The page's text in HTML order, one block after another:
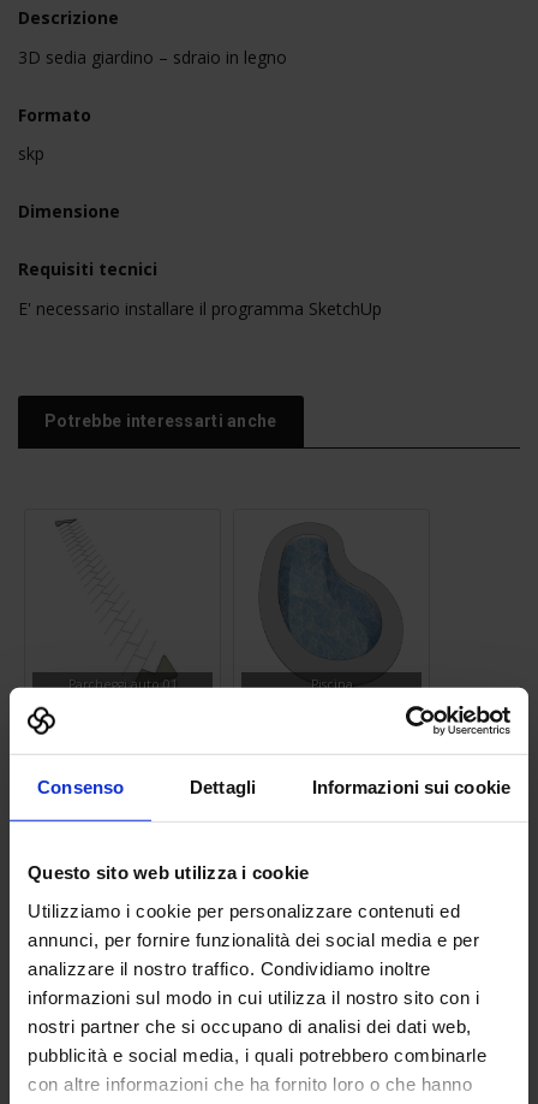
Consenso Dettagli Informazioni sui cookie
Questo sito web utilizza i cookie
Utilizziamo i cookie per personalizzare contenuti ed
annunci, per fornire funzionalità dei social media e per
analizzare il nostro traffico. Condividiamo inoltre
informazioni sul modo in cui utilizza il nostro sito con i
nostri partner che si occupano di analisi dei dati web,
pubblicità e social media, i quali potrebbero combinarle
con altre informazioni che ha fornito loro o che hanno
Descrizione
3D sedia giardino – sdraio in legno
Formato
skp
Dimensione
Requisiti tecnici
E' necessario installare il programma SketchUp
Potrebbe interessarti anche
Parcheggi auto 01 Piscina